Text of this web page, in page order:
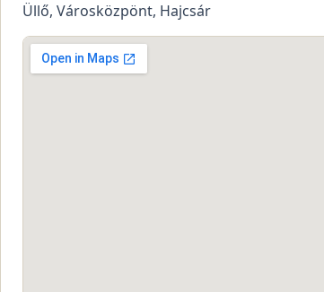
Üllő, Városközpönt, Hajcsár